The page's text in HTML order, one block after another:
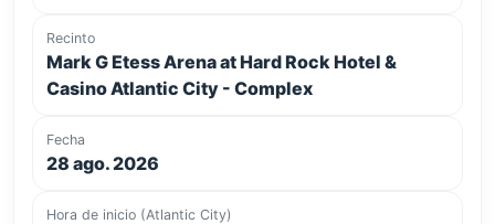
Recinto
Mark G Etess Arena at Hard Rock Hotel &
Casino Atlantic City - Complex
Fecha
28 ago. 2026
Hora de inicio (Atlantic City)